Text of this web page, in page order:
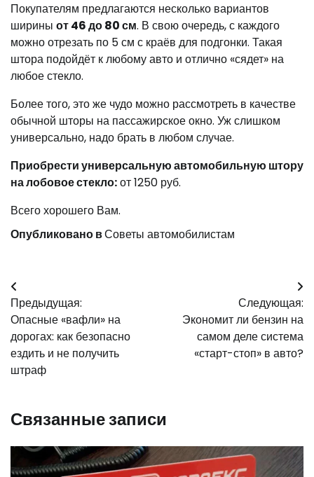
Покупателям предлагаются несколько вариантов
ширины от 46 до 80 см. В свою очередь, с каждого
можно отрезать по 5 см с краёв для подгонки. Такая
штора подойдёт к любому авто и отлично «сядет» на
любое стекло.
Более того, это же чудо можно рассмотреть в качестве
обычной шторы на пассажирское окно. Уж слишком
универсально, надо брать в любом случае.
Приобрести универсальную автомобильную штору
на лобовое стекло:от 1250 руб.
Всего хорошего Вам.
Опубликовано вСоветы автомобилистам
Навигация
по
записям
Предыдущая:
Опасные «вафли» на
дорогах: как безопасно
ездить и не получить
штраф
Следующая:
Экономит ли бензин на
самом деле система
«старт-стоп» в авто?
Связанные записи